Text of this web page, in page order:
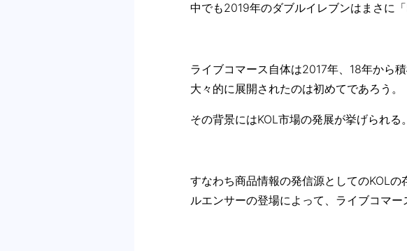
中でも2019年のダブルイレブンはまさに
ライブコマース自体は2017年、18年から
大々的に展開されたのは初めてであろう。
その背景にはKOL市場の発展が挙げられる。
すなわち商品情報の発信源としてのKOL
ルエンサーの登場によって、ライブコマ